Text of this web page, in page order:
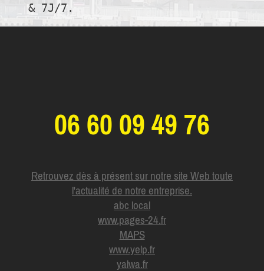
06 60 09 49 76
Retrouvez dès à présent sur notre site Web toute
l'actualité de notre entreprise.
abc local
www.pages-24.fr
MAPS
www.yelp.fr
yalwa.fr